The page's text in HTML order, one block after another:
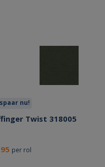
nu!
Twist 318005
per rol